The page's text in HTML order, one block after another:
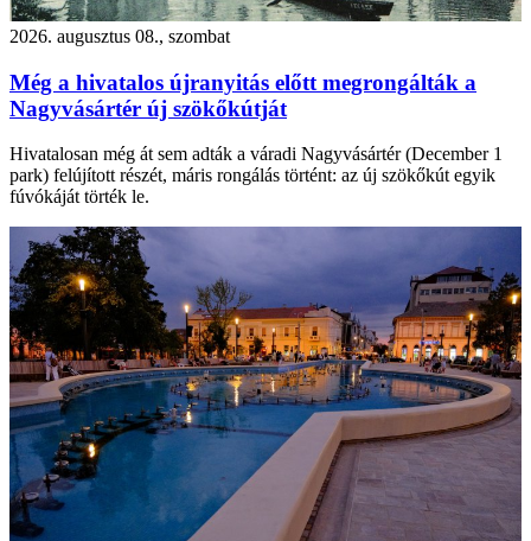
2026. augusztus 08., szombat
Még a hivatalos újranyitás előtt megrongálták a
Nagyvásártér új szökőkútját
Hivatalosan még át sem adták a váradi Nagyvásártér (December 1
park) felújított részét, máris rongálás történt: az új szökőkút egyik
fúvókáját törték le.